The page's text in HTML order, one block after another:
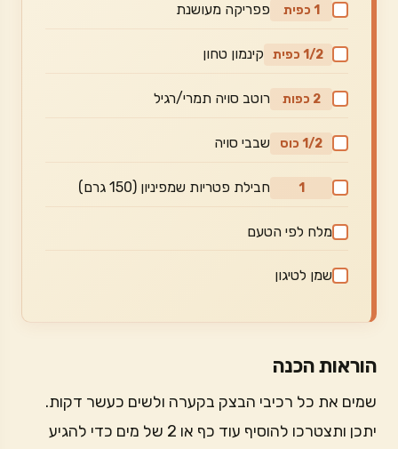
1 כפית פפריקה מעושנת
1/2 כפית קינמון טחון
2 כפות רוטב סויה תמרי/רגיל
1/2 כוס שבבי סויה
1 חבילת פטריות שמפיניון (150 גרם)
מלח לפי הטעם
שמן לטיגון
הוראות הכנה
שמים את כל רכיבי הבצק בקערה ולשים כעשר דקות.
יתכן ותצטרכו להוסיף עוד כף או 2 של מים כדי להגיע